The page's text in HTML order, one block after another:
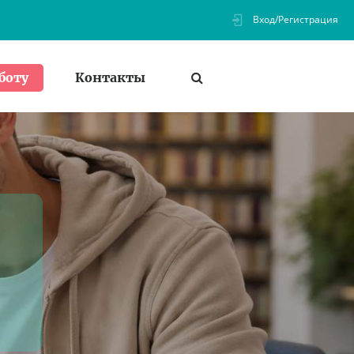
Вход/Регистрация
Контакты